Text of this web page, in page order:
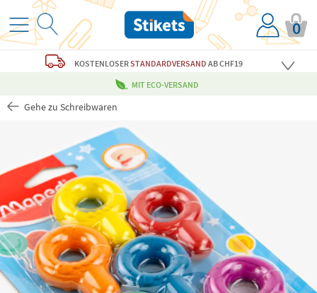
0
KOSTENLOSERSTANDARDVERSAND AB CHF19
MIT ECO-VERSAND
Gehe zu Schreibwaren